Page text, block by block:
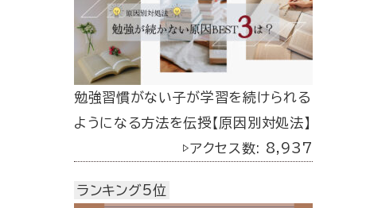
勉強習慣がない子が学習を続けられる
ようになる方法を伝授【原因別対処法】
▷アクセス数: 8,937
ランキング5位